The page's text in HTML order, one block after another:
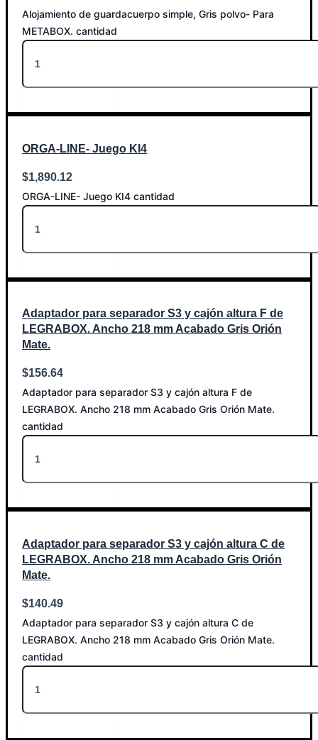
Alojamiento de guardacuerpo simple, Gris polvo- Para
METABOX. cantidad
ORGA-LINE- Juego KI4
$1,890.12
ORGA-LINE- Juego KI4 cantidad
Adaptador para separador S3 y cajón altura F de
LEGRABOX. Ancho 218 mm Acabado Gris Orión
Mate.
$156.64
Adaptador para separador S3 y cajón altura F de
LEGRABOX. Ancho 218 mm Acabado Gris Orión Mate.
cantidad
Adaptador para separador S3 y cajón altura C de
LEGRABOX. Ancho 218 mm Acabado Gris Orión
Mate.
$140.49
Adaptador para separador S3 y cajón altura C de
LEGRABOX. Ancho 218 mm Acabado Gris Orión Mate.
cantidad